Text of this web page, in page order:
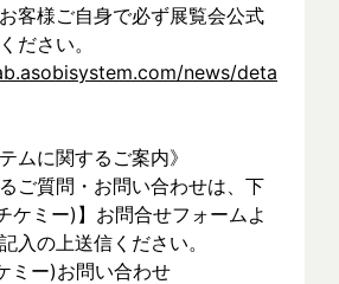
客様ご自身で必ず展覧会公式
ださい。
news/deta
ムに関するご案内》
ご質問・お問い合わせは、下
ケミー)】お問合せフォームよ
入の上送信ください。
ー)お問い合わせ